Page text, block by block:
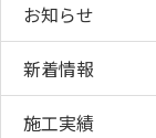
お知らせ
新着情報
施工実績